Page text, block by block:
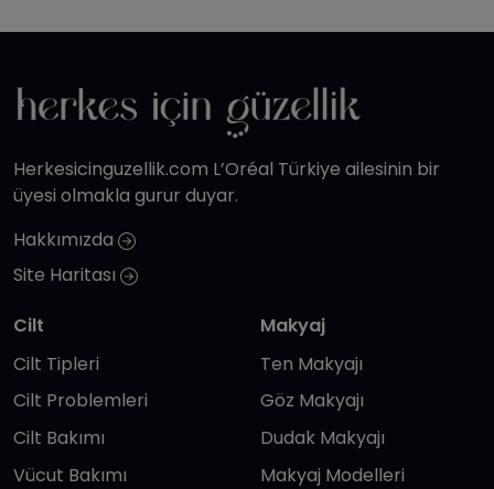
Herkesicinguzellik.com L’Oréal Türkiye ailesinin bir
üyesi olmakla gurur duyar.
Hakkımızda
Site Haritası
Cilt
Cilt Tipleri
Cilt Problemleri
Cilt Bakımı
Vücut Bakımı
Makyaj
Ten Makyajı
Göz Makyajı
Dudak Makyajı
Makyaj Modelleri